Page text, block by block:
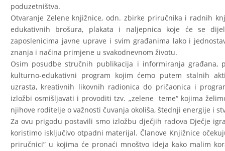
poduzetništva.
Otvaranje Zelene knjižnice, odn. zbirke priručnika i radnih
edukativnih brošura, plakata i naljepnica koje će se
zaposlenicima javne uprave i svim građanima lako i
znanja i načina primjene u svakodnevnom životu.
Osim posudbe stručnih publikacija i informiranja građana,
kulturno-edukativni program kojim ćemo putem stalnih
uzrasta, kreativnih likovnih radionica do pričaonica i
izložbi osmišljavati i provoditi tzv. „zelene teme“ kojima
njihove roditelje o važnosti čuvanja okoliša, štednji energije i
Za ovu prigodu postavili smo izložbu dječjih radova Dječje
koristimo isključivo otpadni materijal. Članove Knjižnice
priručnici” u kojima će pronaći mnoštvo ideja kako malim